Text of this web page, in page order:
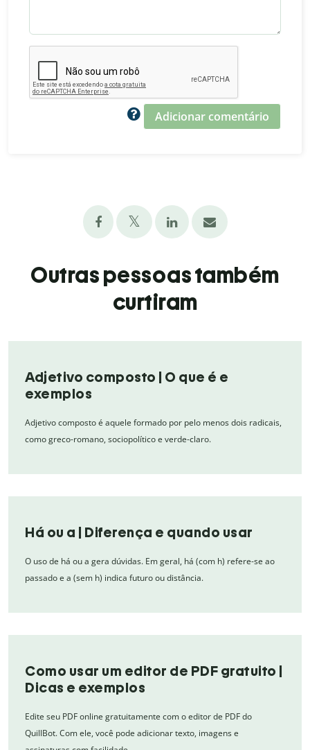
Adicionar comentário
Outras pessoas também
curtiram
Adjetivo composto | O que é e
exemplos
Adjetivo composto é aquele formado por pelo menos dois radicais,
como greco-romano, sociopolítico e verde-claro.
Há ou a | Diferença e quando usar
O uso de há ou a gera dúvidas. Em geral, há (com h) refere-se ao
passado e a (sem h) indica futuro ou distância.
Como usar um editor de PDF gratuito |
Dicas e exemplos
Edite seu PDF online gratuitamente com o editor de PDF do
QuillBot. Com ele, você pode adicionar texto, imagens e